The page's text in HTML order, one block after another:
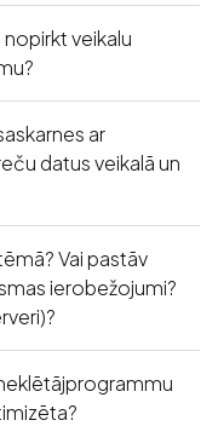
nopirkt veikalu
ar
datus veikalā un
Vai pastāv
ierobežojumi?